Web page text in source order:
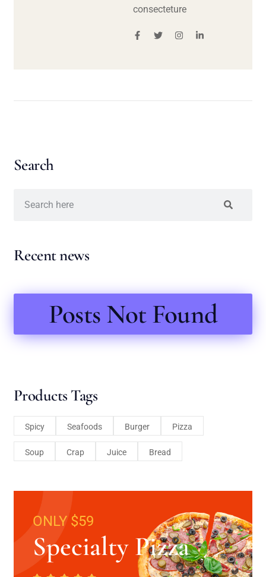
consecteture
Search
Recent news
Posts Not Found
Products Tags
Spicy Seafoods Burger Pizza
Soup Crap Juice Bread
ONLY $59
Specialty Pizza